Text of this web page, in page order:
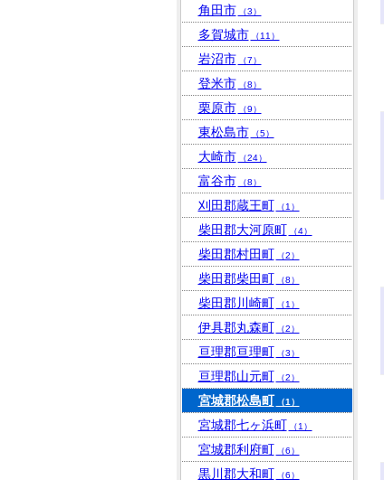
角田市 （3）
多賀城市 （11）
岩沼市 （7）
登米市 （8）
栗原市 （9）
東松島市 （5）
大崎市 （24）
富谷市 （8）
刈田郡蔵王町 （1）
柴田郡大河原町 （4）
柴田郡村田町 （2）
柴田郡柴田町 （8）
柴田郡川崎町 （1）
伊具郡丸森町 （2）
亘理郡亘理町 （3）
亘理郡山元町 （2）
宮城郡松島町 （1）
宮城郡七ヶ浜町 （1）
宮城郡利府町 （6）
黒川郡大和町 （6）